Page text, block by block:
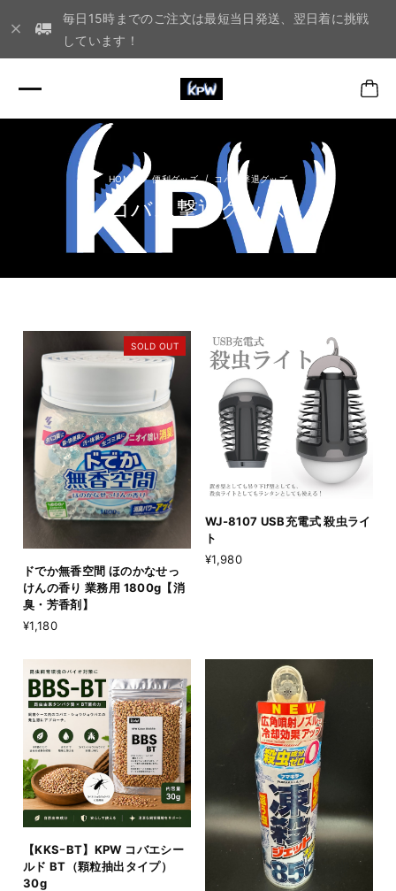
毎日15時までのご注文は最短当日発送、翌日着に挑戦
しています！
便利グッズ コバエ撃退グッズ
コバエ撃退グッズ
SOLD OUT
ドでか無香空間 ほのかなせっ
けんの香り 業務用 1800g【消
臭・芳香剤】
¥1,180
WJ-8107 USB充電式 殺虫ライ
ト
¥1,980
【KKSｰBT】KPW コバエシー
ルド BT（顆粒抽出タイプ）
30g